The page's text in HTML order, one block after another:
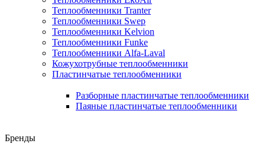
Теплообменники Tranter
Теплообменники Swep
Теплообменники Kelvion
Теплообменники Funke
Теплообменники Alfa-Laval
Кожухотрубные теплообменники
Пластинчатые теплообменники
Разборные пластинчатые теплообменники
Паяные пластинчатые теплообменники
Бренды